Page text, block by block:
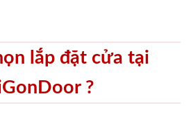
lắp đặt cửa tại
?